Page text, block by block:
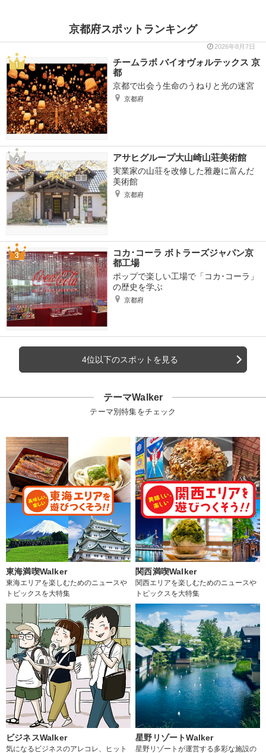
京都府スポットランキング
2026年8月7日
チームラボ バイオヴォルテックス 京
都
京都で出会う生命のうねりと光の迷宮
京都府
アサヒグループ大山崎山荘美術館
実業家の山荘を改修した雅趣に富んだ
美術館
京都府
コカ･コーラ ボトラーズジャパン京
都工場
ポップで楽しい工場で「コカ･コーラ」
の歴史を学ぶ
京都府
4位以下のスポットを見る
テーマWalker
テーマ別特集をチェック
東海満喫Walker
東海エリアを楽しむためのニュースや
トピックスを大特集
関西満喫Walker
関西エリアを楽しむためのニュースや
トピックスを大特集
ビジネスWalker
気になるビジネスのアレコレ、ヒット
星野リゾートWalker
星野リゾートが運営する多彩な施設の